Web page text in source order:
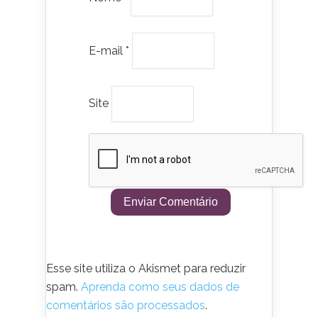
E-mail *
Site
Esse site utiliza o Akismet para reduzir
spam. Aprenda como seus dados de
comentários são processados.